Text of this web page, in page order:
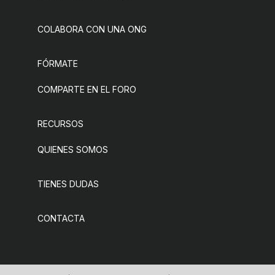
COLABORA CON UNA ONG
FÓRMATE
COMPARTE EN EL FORO
RECURSOS
QUIENES SOMOS
TIENES DUDAS
CONTACTA